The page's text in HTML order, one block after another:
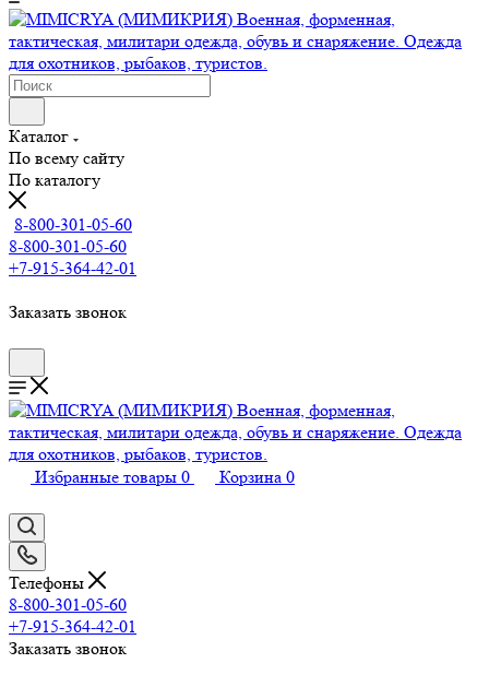
Каталог
По всему сайту
По каталогу
8-800-301-05-60
8-800-301-05-60
+7-915-364-42-01
Заказать звонок
Избранные товары 0 Корзина 0
Телефоны
8-800-301-05-60
+7-915-364-42-01
Заказать звонок